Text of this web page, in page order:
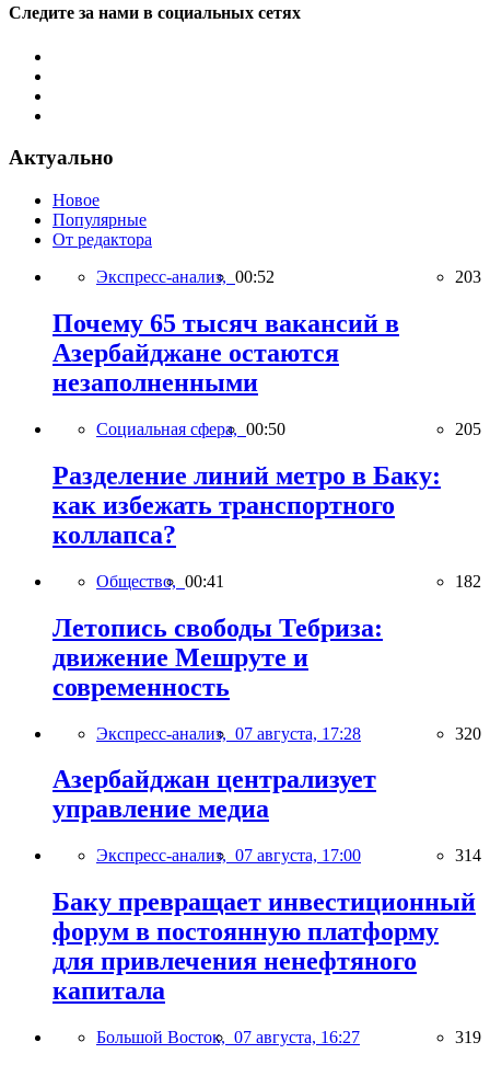
Следите за нами в социальных сетях
Актуально
Новое
Популярные
От редактора
Экспресс-анализ, 00:52 203
Почему 65 тысяч вакансий в
Азербайджане остаются
незаполненными
Социальная сфера, 00:50 205
Разделение линий метро в Баку:
как избежать транспортного
коллапса?
Общество, 00:41 182
Летопись свободы Тебриза:
движение Мешруте и
современность
Экспресс-анализ, 07 августа, 17:28 320
Азербайджан централизует
управление медиа
Экспресс-анализ, 07 августа, 17:00 314
Баку превращает инвестиционный
форум в постоянную платформу
для привлечения ненефтяного
капитала
Большой Восток, 07 августа, 16:27 319